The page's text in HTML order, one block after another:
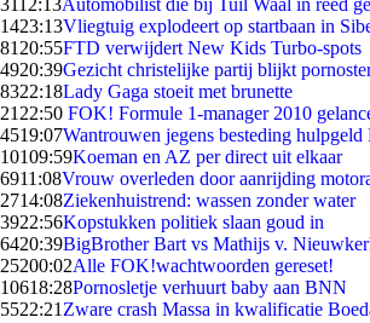
3112:13Automobilist die bij Tuil Waal in reed
1423:13Vliegtuig explodeert op startbaan in
81 20:55FTD verwijdert New Kids Turbo-spots
4920:39Gezicht christelijke partij blijkt
8322:18Lady Gaga stoeit met brunette
21 22:50 FOK! Formule 1-manager 2010
4519:07Wantrouwen jegens besteding hulpgeld
10109:59Koeman en AZ per direct uit elkaar
6911:08Vrouw overleden door aanrijding
2714:08Ziekenhuistrend: wassen zonder water
3922:56Kopstukken politiek slaan goud in
6420:39BigBrother Bart vs Mathijs v.
25200:02Alle FOK!wachtwoorden gereset!
10618:28Pornosletje verhuurt baby aan BNN
5522:21 Zware crash Massa in kwalificatie